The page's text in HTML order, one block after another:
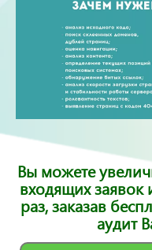
Вы можете
входящих заявок
раз, заказав
аудит